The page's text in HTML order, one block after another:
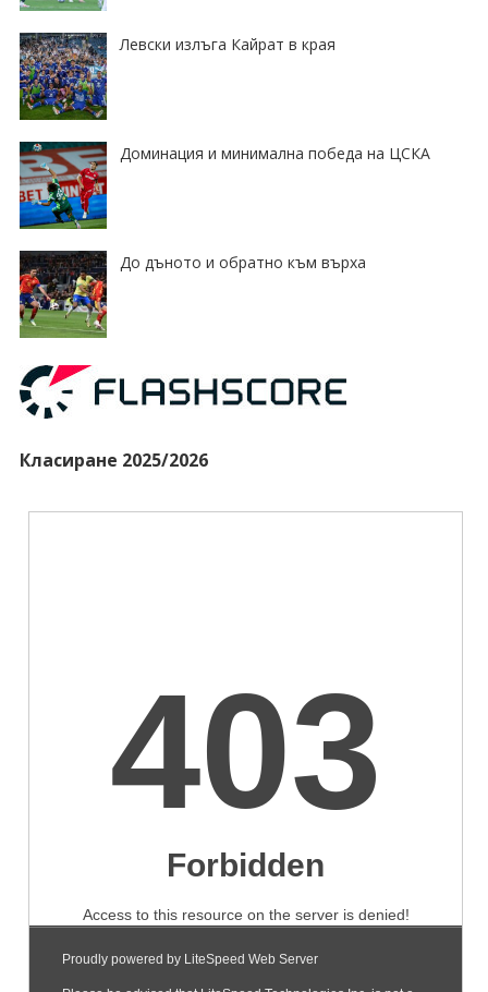
Левски излъга Кайрат в края
Доминация и минимална победа на ЦСКА
До дъното и обратно към върха
Класиране 2025/2026